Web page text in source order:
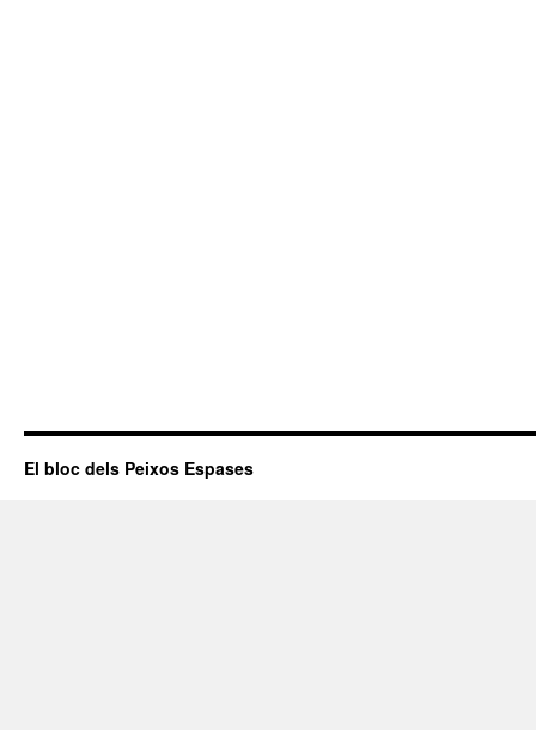
El bloc dels Peixos Espases